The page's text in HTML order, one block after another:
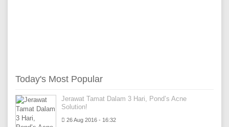
Today's Most Popular
Jerawat Tamat Dalam 3 Hari, Pond’s Acne
Solution!
26 Aug 2016 - 16:32